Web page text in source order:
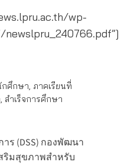
wp-
กศึกษา, ภาคเรียนที่
, สำเร็จการศึกษา
ร (DSS) กองพัฒนา
ริมสุขภาพสำหรับ